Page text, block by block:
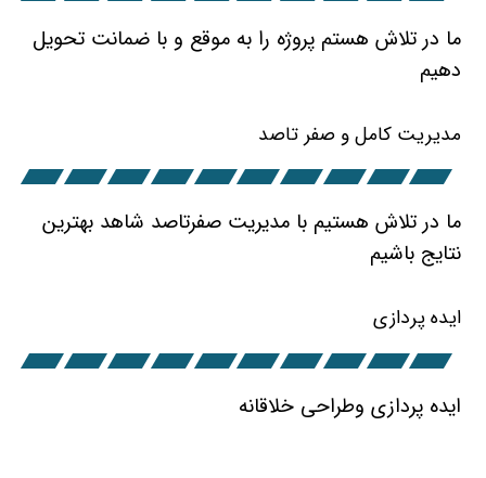
ما در تلاش هستم پروژه را به موقع و با ضمانت تحویل
دهیم
مدیریت کامل و صفر تاصد
ما در تلاش هستیم با مدیریت صفرتاصد شاهد بهترین
نتایج باشیم
ایده پردازی
ایده پردازی وطراحی خلاقانه